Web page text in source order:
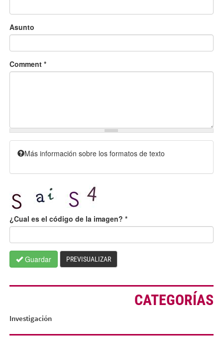
Asunto
Comment *
Más información sobre los formatos de texto
¿Cual es el código de la imagen? *
Guardar PREVISUALIZAR
CATEGORÍAS
Investigación